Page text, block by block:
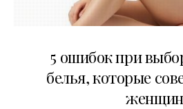
5 ошибок при
белья, которые
женщин